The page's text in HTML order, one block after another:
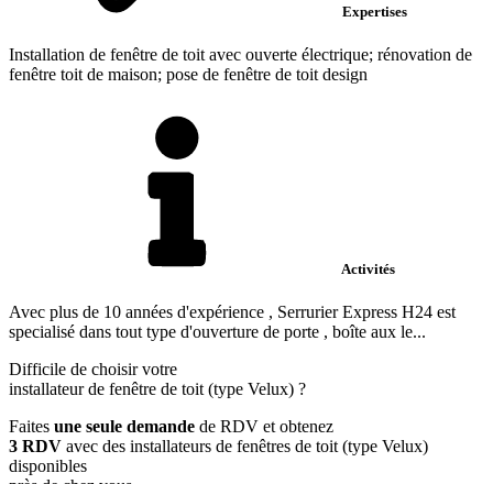
Expertises
Installation de fenêtre de toit avec ouverte électrique; rénovation de
fenêtre toit de maison; pose de fenêtre de toit design
Activités
Avec plus de 10 années d'expérience , Serrurier Express H24 est
specialisé dans tout type d'ouverture de porte , boîte aux le...
Difficile de choisir votre
installateur de fenêtre de toit (type Velux) ?
Faites une seule demande de RDV et obtenez
3 RDV avec des installateurs de fenêtres de toit (type Velux)
disponibles